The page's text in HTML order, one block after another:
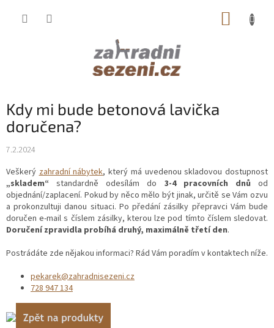
Kdy mi bude betonová lavička
doručena?
7.2.2024
Veškerý zahradní nábytek, který má uvedenou skladovou dostupnost
„skladem“ standardně odesílám do 3-4 pracovních dnů od
objednání/zaplacení. Pokud by něco mělo být jinak, určitě se Vám ozvu
a prokonzultuji danou situaci. Po předání zásilky přepravci Vám bude
doručen e-mail s číslem zásilky, kterou lze pod tímto číslem sledovat.
Doručení zpravidla probíhá druhý, maximálně třetí den.
Postrádáte zde nějakou informaci? Rád Vám poradím v kontaktech níže.
pekarek@zahradnisezeni.cz
728 947 134